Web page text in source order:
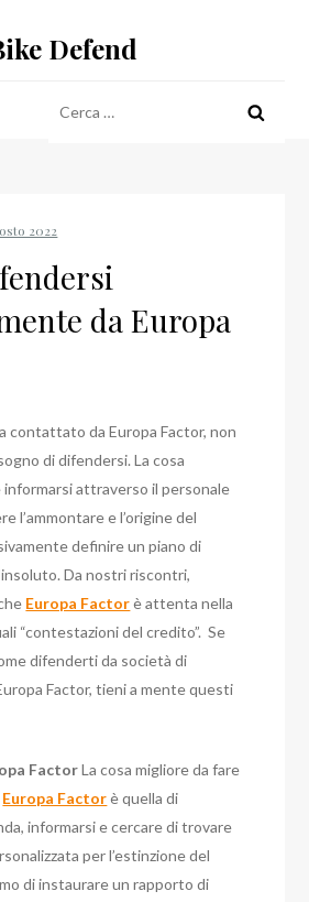
Defend
per:
da Europa
contattato da Europa Factor, non
di difendersi. La cosa
informarsi attraverso il personale
l’ammontare e l’origine del
definire un piano di
Da nostri riscontri,
Europa Factorè attenta nella
“contestazioni del credito”.Se
difenderti da società di
Factor, tieni a mente questi
FactorLa cosa migliore da fare
Europa Factorè quella di
informarsi e cercare di trovare
per l’estinzione del
di instaurare un rapporto di